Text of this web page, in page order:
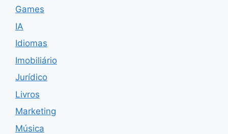
Games
IA
Idiomas
Imobiliário
Jurídico
Livros
Marketing
Música